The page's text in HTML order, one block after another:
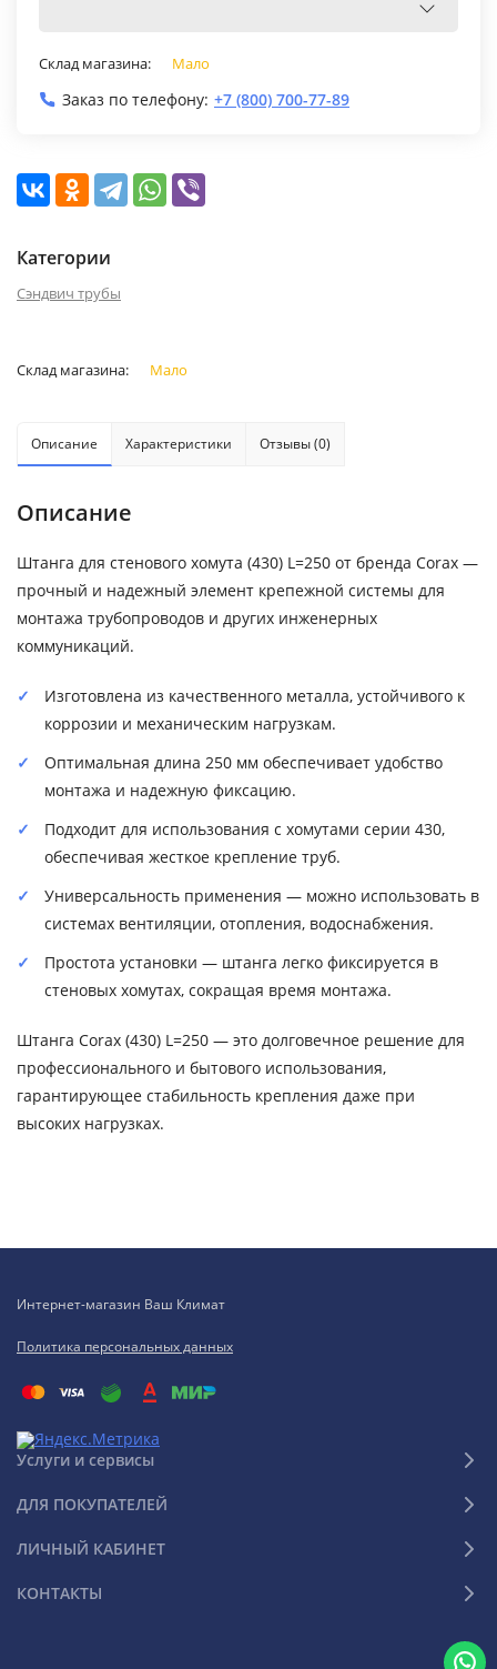
Склад магазина: Мало
Заказ по телефону: +7 (800) 700-77-89
Категории
Сэндвич трубы
Склад магазина: Мало
Описание Характеристики Отзывы (0)
Описание
Штанга для стенового хомута (430) L=250 от бренда Corax —
прочный и надежный элемент крепежной системы для
монтажа трубопроводов и других инженерных
коммуникаций.
Изготовлена из качественного металла, устойчивого к
коррозии и механическим нагрузкам.
Оптимальная длина 250 мм обеспечивает удобство
монтажа и надежную фиксацию.
Подходит для использования с хомутами серии 430,
обеспечивая жесткое крепление труб.
Универсальность применения — можно использовать в
системах вентиляции, отопления, водоснабжения.
Простота установки — штанга легко фиксируется в
стеновых хомутах, сокращая время монтажа.
Штанга Corax (430) L=250 — это долговечное решение для
профессионального и бытового использования,
гарантирующее стабильность крепления даже при
высоких нагрузках.
Интернет-магазин Ваш Климат
Политика персональных данных
Услуги и сервисы
ДЛЯ ПОКУПАТЕЛЕЙ
ЛИЧНЫЙ КАБИНЕТ
КОНТАКТЫ